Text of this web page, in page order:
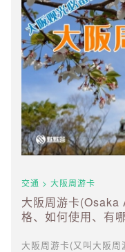
交通 > 大阪周游卡
大阪周游卡
格、如何使用、有
大阪周游卡(又叫大阪